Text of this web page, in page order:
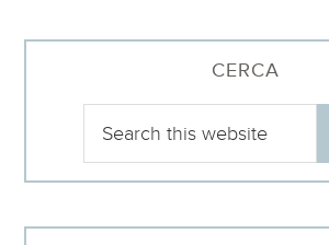
CERCA